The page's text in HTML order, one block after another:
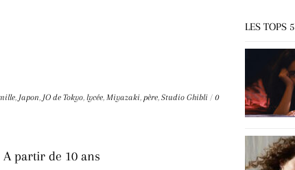
, Japon, JO de Tokyo, lycée, Miyazaki, père, Studio Ghibli / 0
A partir de 10 ans
LES TOPS 5